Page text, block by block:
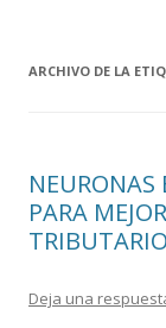
ARCHIVO DE LA
NEURONAS
PARA
TRIBUTARIO
Deja una